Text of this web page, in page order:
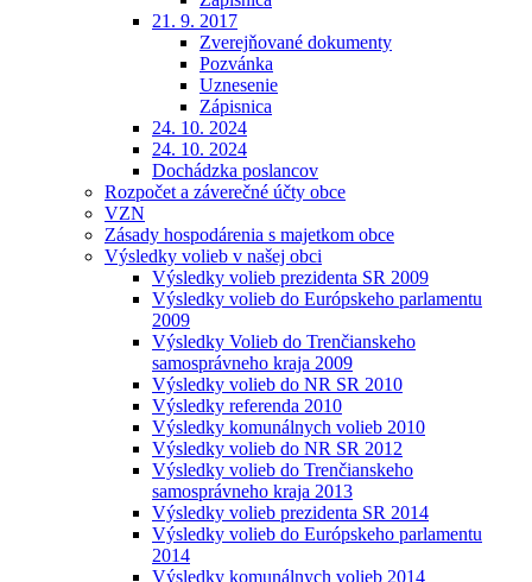
21. 9. 2017
Zverejňované dokumenty
Pozvánka
Uznesenie
Zápisnica
24. 10. 2024
24. 10. 2024
Dochádzka poslancov
Rozpočet a záverečné účty obce
VZN
Zásady hospodárenia s majetkom obce
Výsledky volieb v našej obci
Výsledky volieb prezidenta SR 2009
Výsledky volieb do Európskeho parlamentu
2009
Výsledky Volieb do Trenčianskeho
samosprávneho kraja 2009
Výsledky volieb do NR SR 2010
Výsledky referenda 2010
Výsledky komunálnych volieb 2010
Výsledky volieb do NR SR 2012
Výsledky volieb do Trenčianskeho
samosprávneho kraja 2013
Výsledky volieb prezidenta SR 2014
Výsledky volieb do Európskeho parlamentu
2014
Výsledky komunálnych volieb 2014